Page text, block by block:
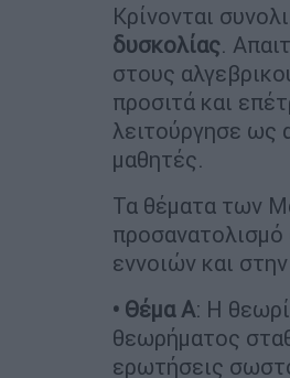
Κρίνονται
δυσκολίας.
στους
προσιτά και
λειτούργησε ως
μαθητές.
Τα θέματα των
εννοιών και
• Θέμα Α: Η
θεωρήματος
ερωτήσεις